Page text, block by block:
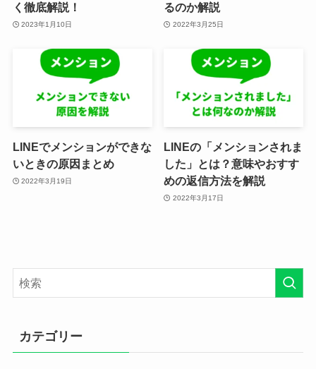
く徹底解説！
2023年1月10日
るのか解説
2022年3月25日
LINEでメンションができな
いときの原因まとめ
2022年3月19日
LINEの「メンションされま
した」とは？意味やおすす
めの返信方法を解説
2022年3月17日
カテゴリー